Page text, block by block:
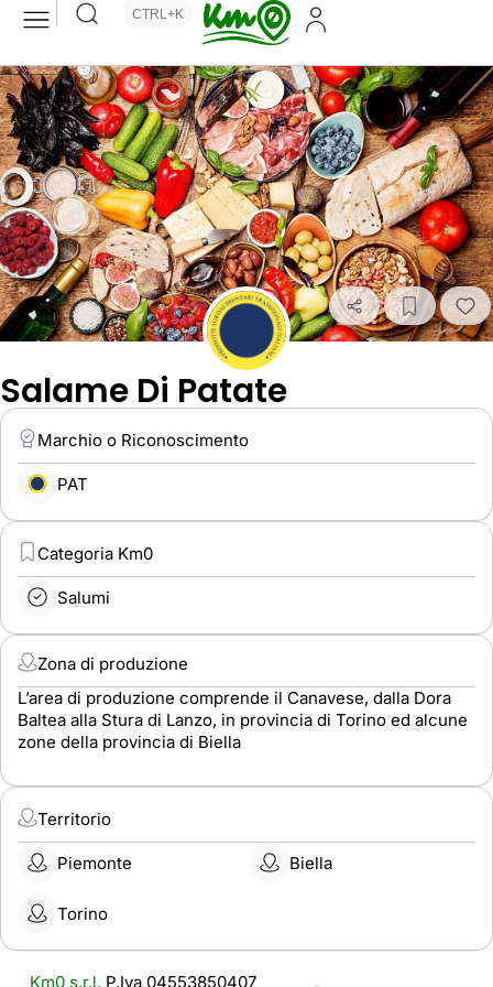
CTRL+K
Salame Di Patate
Marchio o Riconoscimento
PAT
Categoria Km0
Salumi
Zona di produzione
L’area di produzione comprende il Canavese, dalla Dora
Baltea alla Stura di Lanzo, in provincia di Torino ed alcune
zone della provincia di Biella
Territorio
Piemonte Biella
Torino
Km0 s.r.l. P.Iva 04553850407